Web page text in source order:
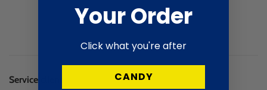
Service client
Your Order
Click what you're after
CANDY